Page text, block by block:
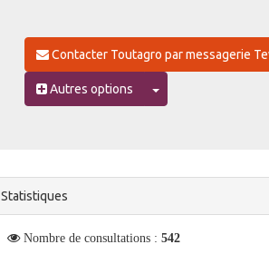
Contacter Toutagro par messagerie
Autres options Toggle Dropdown
Statistiques
Nombre de consultations : 542